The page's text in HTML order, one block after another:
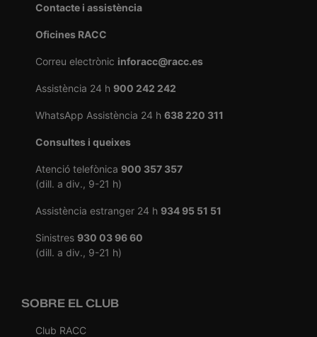
Contacte i assistència
Oficines RACC
Correu electrònic inforacc@racc.es
Assistència 24 h 900 242 242
WhatsApp Assistència 24 h 638 220 311
Consultes i queixes
Atenció telefònica 900 357 357
(dill. a div., 9-21 h)
Assistència estranger 24 h 934 95 51 51
Sinistres 930 03 96 60
(dill. a div., 9-21 h)
SOBRE EL CLUB
Club RACC